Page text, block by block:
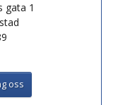
gata 1
oss